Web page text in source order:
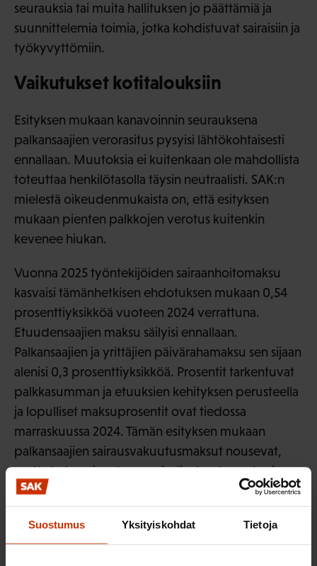
Suostumus Yksityiskohdat Tietoja
seurauksia tai muita hallituksen jo päättämiä ja
suunnittelemia toimia, jotka kohdistuvat sairaisiin ja
työkyvyttömiin.
Vaikutukset kotitalouksiin
Esityksen mukaan kanavoinnin seurauksena
palkansaajien verorasitus pysyisi lähtökohtaisesti
ennallaan. Muutoksia ei kuitenkaan ole mahdollista
toteuttaa henkilötasolla täysin neutraalisti. SAK:n
mielestä oikeudenmukaista on, että esityksen
mukaan pienten palkkojen verotus kuitenkin
kevenee hiukan.
Vuonna 2025 työntekijöiden sairaanhoitomaksu
kasvaisi tämänhetkisen ehdotuksen mukaan 0,54
prosenttiyksikköä vuoteen 2024 verrattuna.
Etuudensaajien maksu säilyisi ennallaan.
Palkansaajien ja yrittäjien päivärahamaksu sen sijaan
alenisi 0,3 prosenttiyksikköä. Prosentit tarkentuvat
palkkasumman ja etuuksien kehityksen perusteella
ja lopulliset maksuprosentit ovat tiedossa
marraskuussa 2024. Tämän esityksen mukaan
palkansaajien sairausvakuutusmaksut nousevat,
mutta kokonaisuutena sosiaalivakuutusmaksujen
muutosta ei vielä tiedetä.
Sairauspäivärahan leikkaus vaikuttaa noin 196 000
(64 %) saajaan, joista lähes 60 % on naisia.